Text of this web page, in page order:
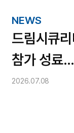
NEWS
드림시큐
참가 성료
주목
2026.07.08